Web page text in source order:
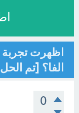
اظهرت
الفا؟ [تم
0